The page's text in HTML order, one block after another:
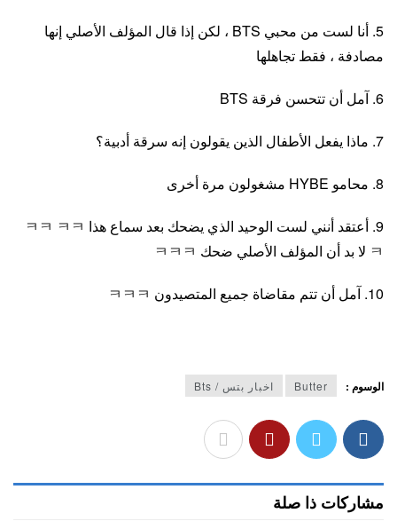
5. أنا لست من محبي BTS ، لكن إذا قال المؤلف الأصلي إنها
مصادفة ، فقط تجاهلها
6. آمل أن تتحسن فرقة BTS
7. ماذا يفعل الأطفال الذين يقولون إنه سرقة أدبية؟
8. محامو HYBE مشغولون مرة أخرى
9. أعتقد أنني لست الوحيد الذي يضحك بعد سماع هذا ㅋㅋ ㅋㅋ
ㅋ لا بد أن المؤلف الأصلي ضحك ㅋㅋㅋ
10. آمل أن تتم مقاضاة جميع المتصيدون ㅋㅋㅋ
الوسوم : Butter اخبار بتس / Bts
مشاركات ذا صلة